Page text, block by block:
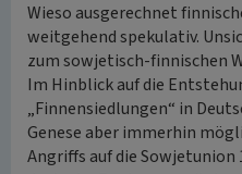
Wieso ausgerechnet
weitgehend spekulativ.
zum sowjetisch-finnischen
Im Hinblick auf die
„Finnensiedlungen“ in
Genese aber immerhin
Angriffs auf die Sowjetunion